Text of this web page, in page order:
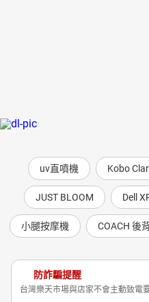
uv直噴機 Kobo
JUST BLOOM Dell
小腿按摩機 COACH 後
防詐騙提醒
台灣樂天市場與店家不會主動致電